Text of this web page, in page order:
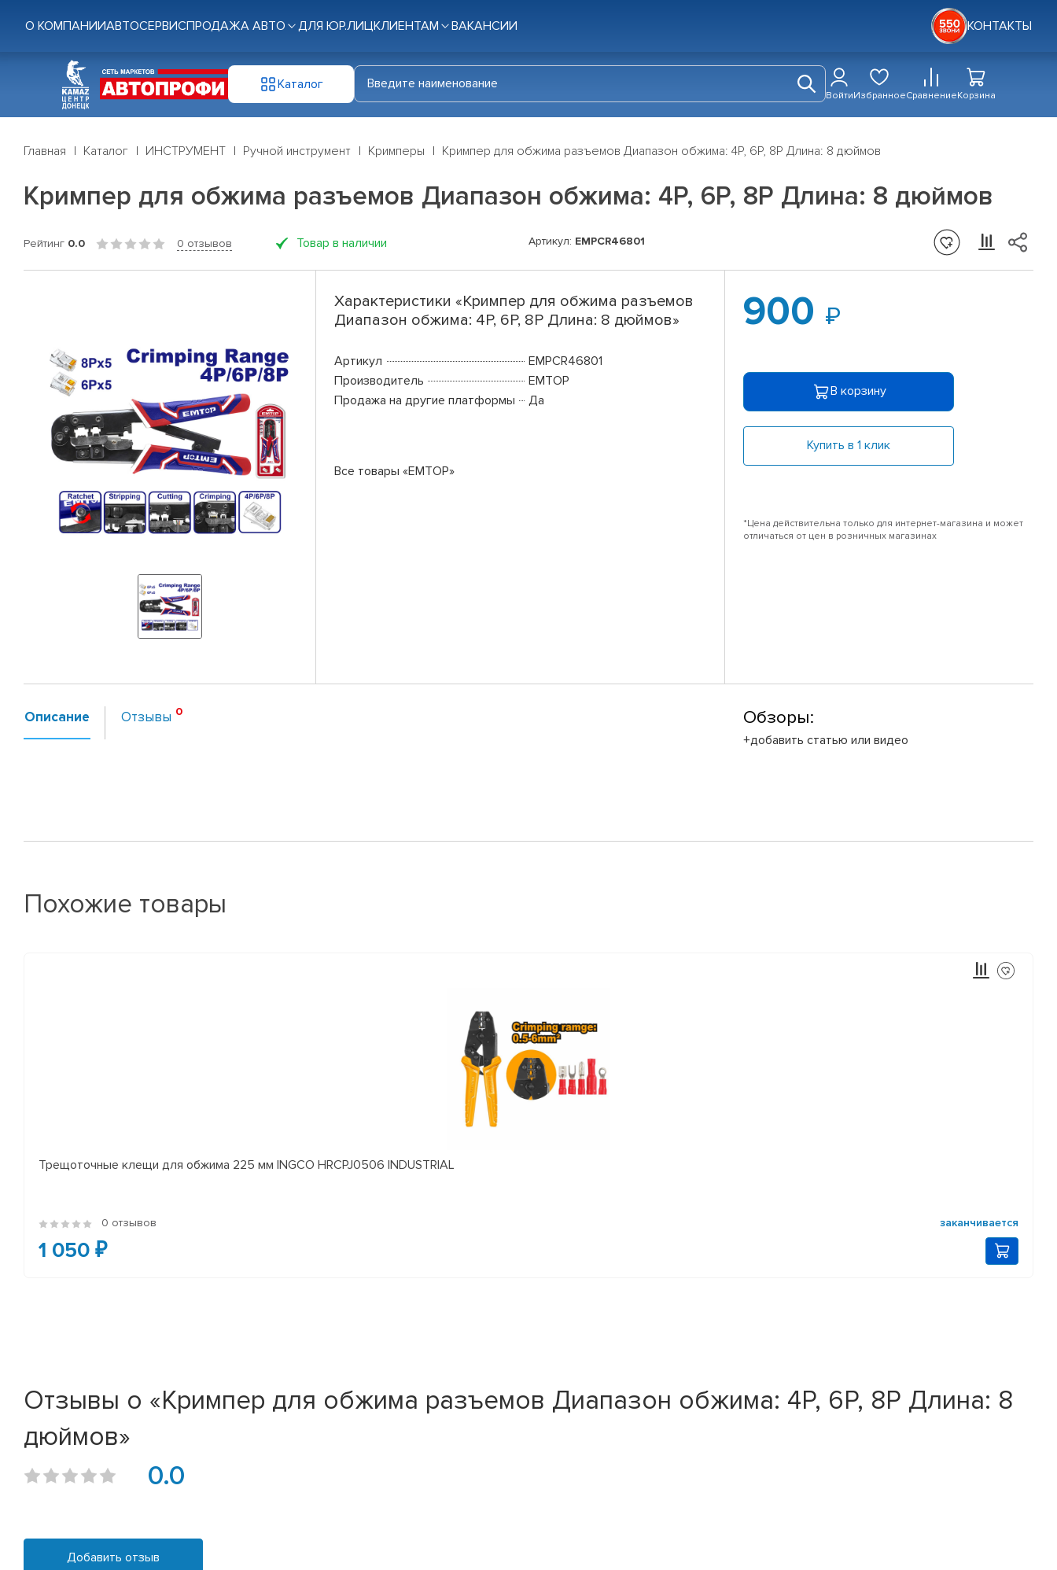
О КОМПАНИИАВТОСЕРВИСПРОДАЖА АВТО ДЛЯ ЮР.ЛИЦКЛИЕНТАМ ВАКАНСИИ КОНТАКТЫ
Каталог
ВойтиИзбранноеСравнениеКорзина
Главная Каталог ИНСТРУМЕНТ Ручной инструмент Кримперы Кримпер для обжима разъемов Диапазон обжима: 4P, 6P, 8P Длина: 8 дюймов
Кримпер для обжима разъемов Диапазон обжима: 4P, 6P, 8P Длина: 8 дюймов
Рейтинг 0.0 0 отзывов Товар в наличии Артикул: EMPCR46801
Характеристики «Кримпер для обжима разъемов
Диапазон обжима: 4P, 6P, 8P Длина: 8 дюймов»
Артикул
EMPCR46801
Производитель
EMTOP
Продажа на другие платформы
Да
Все товары «EMTOP»
900
В корзину
Купить в 1 клик
*Цена действительна только для интернет-магазина и может
отличаться от цен в розничных магазинах
Описание Отзывы Обзоры:
+добавить статью или видео
Похожие товары
Трещоточные клещи для обжима 225 мм INGCO HRCPJ0506 INDUSTRIAL
0 отзывов заканчивается
1 050 ₽
Отзывы о «Кримпер для обжима разъемов Диапазон обжима: 4P, 6P, 8P Длина: 8
дюймов»
0.0
Добавить отзыв